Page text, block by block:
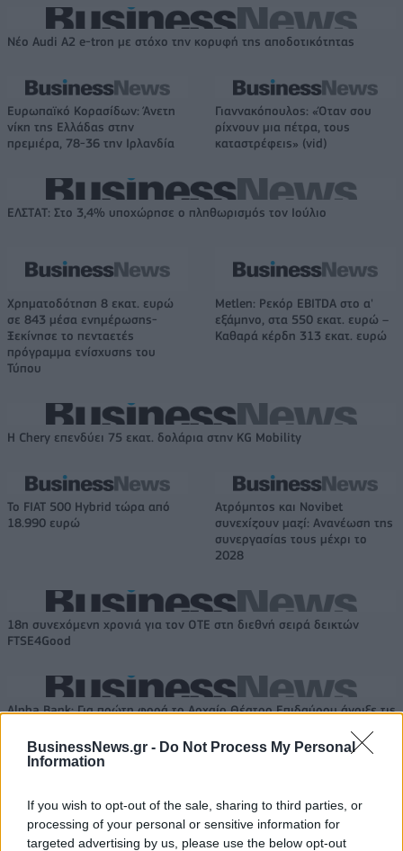
BusinessNews.gr - Do Not Process My Personal
Information
If you wish to opt-out of the sale, sharing to third parties, or
processing of your personal or sensitive information for
targeted advertising by us, please use the below opt-out
Νέο Audi A2 e-tron με στόχο την κορυφή της αποδοτικότητας
Ευρωπαϊκό Κορασίδων: Άνετη
νίκη της Ελλάδας στην
πρεμιέρα, 78-36 την Ιρλανδία
Γιαννακόπουλος: «Όταν σου
ρίχνουν μια πέτρα, τους
καταστρέφεις» (vid)
ΕΛΣΤΑΤ: Στο 3,4% υποχώρησε ο πληθωρισμός τον Ιούλιο
Χρηματοδότηση 8 εκατ. ευρώ
σε 843 μέσα ενημέρωσης-
Ξεκίνησε το πενταετές
πρόγραμμα ενίσχυσης του
Τύπου
Metlen: Ρεκόρ EBITDA στο α'
εξάμηνο, στα 550 εκατ. ευρώ –
Καθαρά κέρδη 313 εκατ. ευρώ
Η Chery επενδύει 75 εκατ. δολάρια στην KG Mobility
Το FIAT 500 Hybrid τώρα από
18.990 ευρώ
Ατρόμητος και Novibet
συνεχίζουν μαζί: Ανανέωση της
συνεργασίας τους μέχρι το
2028
18η συνεχόμενη χρονιά για τον ΟΤΕ στη διεθνή σειρά δεικτών
FTSE4Good
Alpha Bank: Για πρώτη φορά το Αρχαίο Θέατρο Επιδαύρου άνοιξε τις
ΠΕΡΙΣΣΌΤΕΡΑ ΣΕ ΑΥΤΉ ΤΗΝ ΚΑΤΗΓΟΡΊΑ